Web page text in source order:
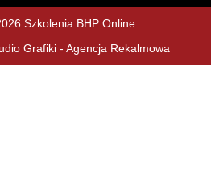
Szkolenia BHP Online
Grafiki - Agencja Rekalmowa